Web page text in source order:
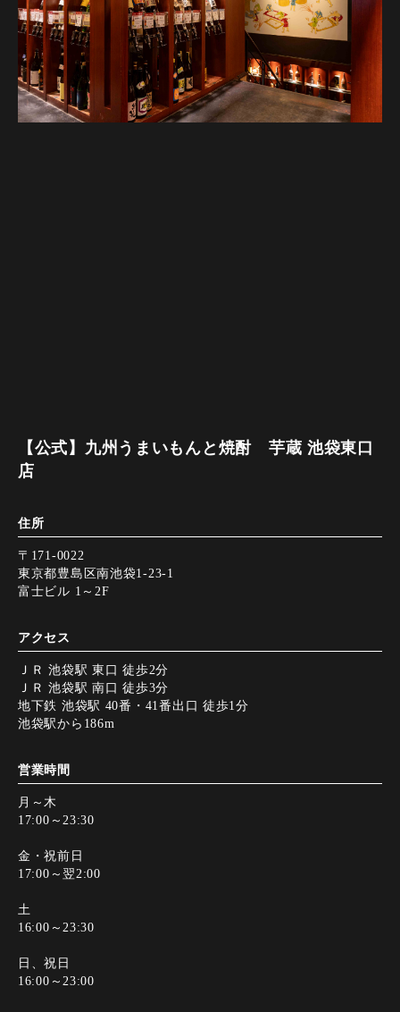
【公式】九州うまいもんと焼酎 芋蔵 池袋東口
店
住所
〒171-0022
東京都豊島区南池袋1-23-1
富士ビル 1～2F
アクセス
ＪＲ 池袋駅 東口 徒歩2分
ＪＲ 池袋駅 南口 徒歩3分
地下鉄 池袋駅 40番・41番出口 徒歩1分
池袋駅から186m
営業時間
月～木
17:00～23:30
金・祝前日
17:00～翌2:00
土
16:00～23:30
日、祝日
16:00～23:00